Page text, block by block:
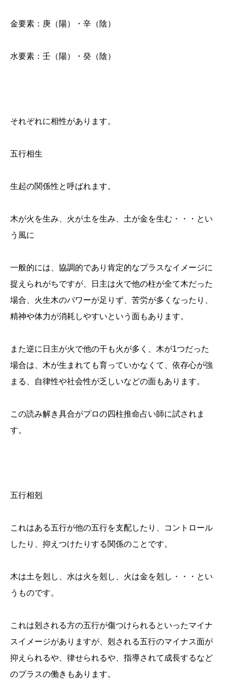
金要素：庚（陽）・辛（陰）
水要素：壬（陽）・癸（陰）
それぞれに相性があります。
五行相生
生起の関係性と呼ばれます。
木が火を生み、火が土を生み、土が金を生む・・・とい
う風に
一般的には、協調的であり肯定的なプラスなイメージに
捉えられがちですが、日主は火で他の柱が全て木だった
場合、火生木のパワーが足りず、苦労が多くなったり、
精神や体力が消耗しやすいという面もあります。
また逆に日主が火で他の干も火が多く、木が1つだった
場合は、木が生まれても育っていかなくて、依存心が強
まる、自律性や社会性が乏しいなどの面もあります。
この読み解き具合がプロの四柱推命占い師に試されま
す。
五行相剋
これはある五行が他の五行を支配したり、コントロール
したり、抑えつけたりする関係のことです。
木は土を剋し、水は火を剋し、火は金を剋し・・・とい
うものです。
これは剋される方の五行が傷つけられるといったマイナ
スイメージがありますが、剋される五行のマイナス面が
抑えられるや、律せられるや、指導されて成長するなど
のプラスの働きもあります。